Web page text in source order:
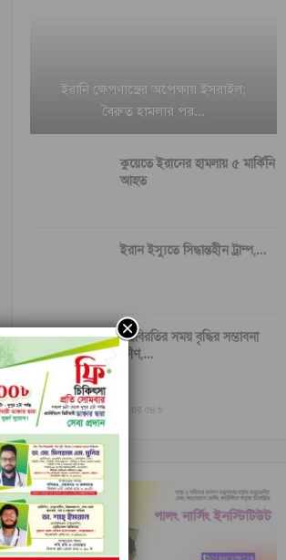
ইরানি ক্ষেপণাস্ত্রের অপেক্ষায় ইসরাইল;
বৈরুত হামলার পর…
কুয়েতে ইরানের হামলায় ৫ মার্কিনি
আহত
ইরান ইস্যুতে সিদ্ধান্তহীন ট্রাম্প,…
যুদ্ধবিরতির সময় বৃদ্ধির সম্ভাবনা
ক্ষীণ,…
আগের পরবর্তী ১ এর ৫৪৩